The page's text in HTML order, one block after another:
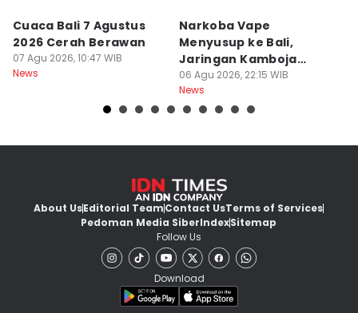
Cuaca Bali 7 Agustus
2026 Cerah Berawan
07 Agu 2026, 10:47 WIB
News
Narkoba Vape
Menyusup ke Bali,
Jaringan Kamboja
Terbongkar
06 Agu 2026, 22:15 WIB
News
About UsEditorial TeamContact UsTerms of Services
Pedoman Media SiberIndexSitemap
Follow Us
Download